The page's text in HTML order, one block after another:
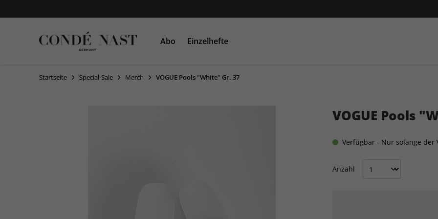
Abo Einzelhefte
Startseite Special-Sale Merch VOGUE Pools "White" Gr. 37
VOGUE Pools
Verfügbar - Nur solange der
Anzahl